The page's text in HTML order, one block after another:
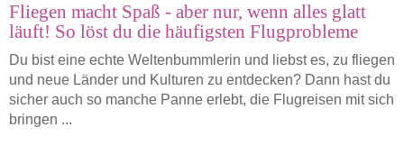
Fliegen macht Spaß - aber nur, wenn alles glatt
läuft! So löst du die häufigsten Flugprobleme
Du bist eine echte Weltenbummlerin und liebst es, zu fliegen
und neue Länder und Kulturen zu entdecken? Dann hast du
sicher auch so manche Panne erlebt, die Flugreisen mit sich
bringen ...